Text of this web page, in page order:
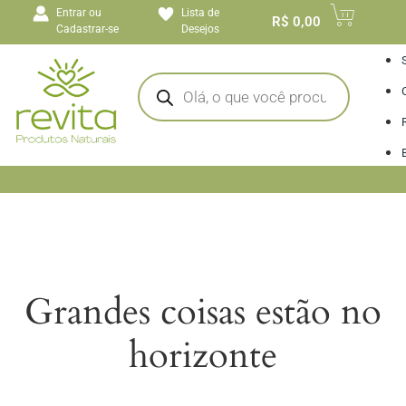
conteúdoEntrar ou
Cadastrar-se
Lista de
Desejos
R$ 0,00
Grandes coisas estão no
horizonte